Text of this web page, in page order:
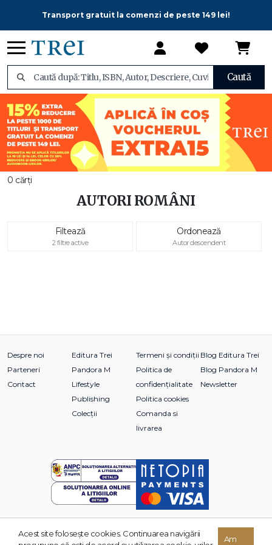
Transport gratuit la comenzi de peste 149 lei!
Caută
0 cărți
AUTORI ROMÂNI
Filtează
2 filtre active
Ordonează
Autor descendent
Despre noi
Parteneri
Contact
Editura Trei
Pandora M
Lifestyle
Publishing
Colecții
Termeni și condiții
Politica de
confidențialitate
Politica cookies
Comanda si
livrarea
Blog Editura Trei
Blog Pandora M
Newsletter
© 2026 Grupul Editorial TREI. Toate drepturile rezervate.
Acest site foloseşte cookies. Continuarea navigării
Am